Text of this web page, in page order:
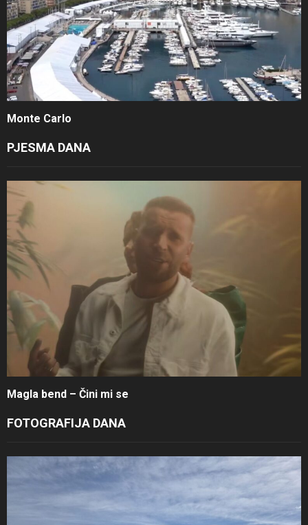
Monte Carlo
PJESMA DANA
Magla bend – Čini mi se
FOTOGRAFIJA DANA